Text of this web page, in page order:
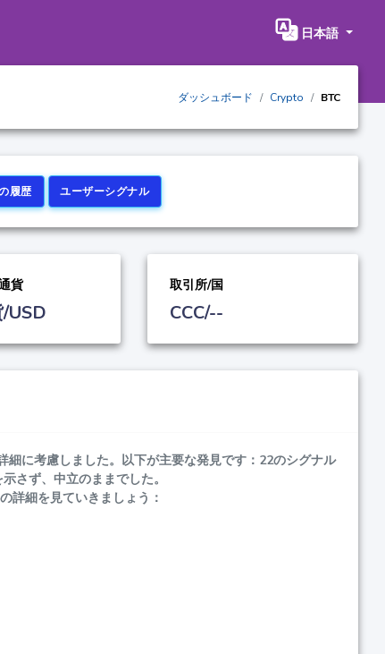
日本語
ダッシュボード Crypto BTC
履歴 ユーザーシグナル
貨
USD
取引所/国
CCC/--
に考慮しました。以下が主要な発見です：22のシグナル
さず、中立のままでした。
詳細を見ていきましょう：